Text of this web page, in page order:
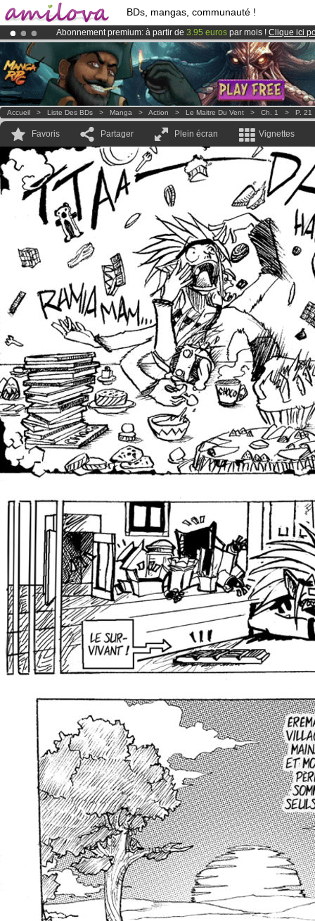
BDs, mangas, communauté !
Abonnement premium: à partir de 3.95 euros par mois ! Clique ici
LeKickstarter Amilova est désormais lancé!.
Déjà 100000membreset 1000BDs & Mangas!
Accueil > Liste Des BDs > Manga > Action > Le Maitre Du Vent > Ch. 1 > P. 21
Favoris Partager Plein écran Vignettes